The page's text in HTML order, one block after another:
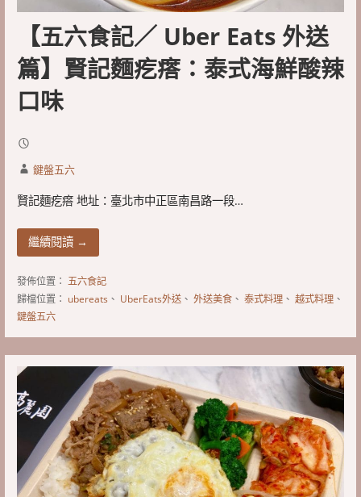
【五六食記／ Uber Eats 外送
篇】賢記麵疙瘩：泰式海鮮酸辣
口味
鍵盤五六
賢記麵疙瘩 地址：臺北市中正區南昌路一段…
繼續閱讀 →
發佈位置： 五六食記
歸檔位置： ubereats 、 UberEats外送、 外送美食、 泰式料理、 越式料理、
鍵盤五六